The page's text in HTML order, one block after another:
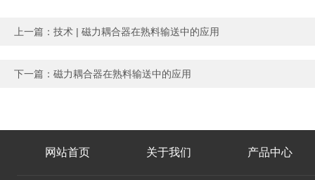
上一篇： 技术 | 磁力耦合器在熟料输送中的应用
下一篇： 磁力耦合器在熟料输送中的应用
网站首页 关于我们 产品中心